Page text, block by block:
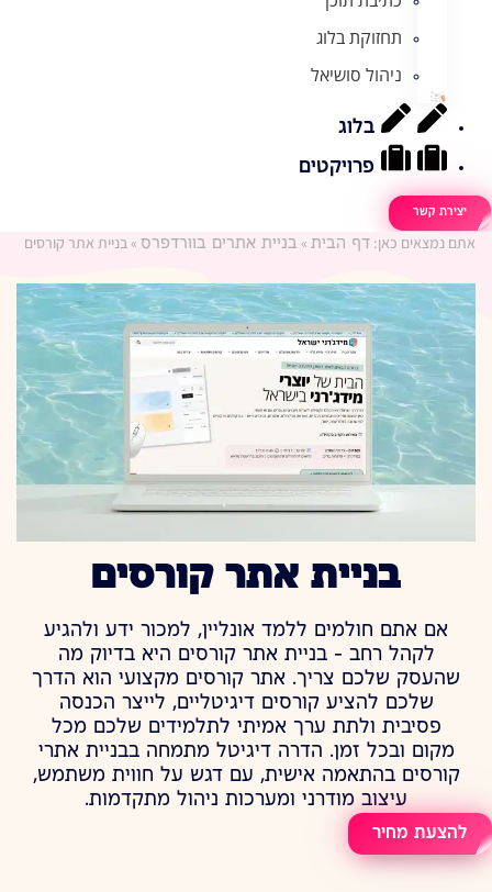
תחזוקת בלוג
ניהול סושיאל
בלוג
פרויקטים
יצירת קשר
אתם נמצאים כאן: דף הבית » בניית אתרים בוורדפרס »בניית אתר קורסים
בניית אתר קורסים
אם אתם חולמים ללמד אונליין, למכור ידע ולהגיע
לקהל רחב – בניית אתר קורסים היא בדיוק מה
שהעסק שלכם צריך. אתר קורסים מקצועי הוא הדרך
שלכם להציע קורסים דיגיטליים, לייצר הכנסה
פסיבית ולתת ערך אמיתי לתלמידים שלכם מכל
מקום ובכל זמן. הדרה דיגיטל מתמחה בבניית אתרי
קורסים בהתאמה אישית, עם דגש על חווית משתמש,
עיצוב מודרני ומערכות ניהול מתקדמות.
להצעת מחיר